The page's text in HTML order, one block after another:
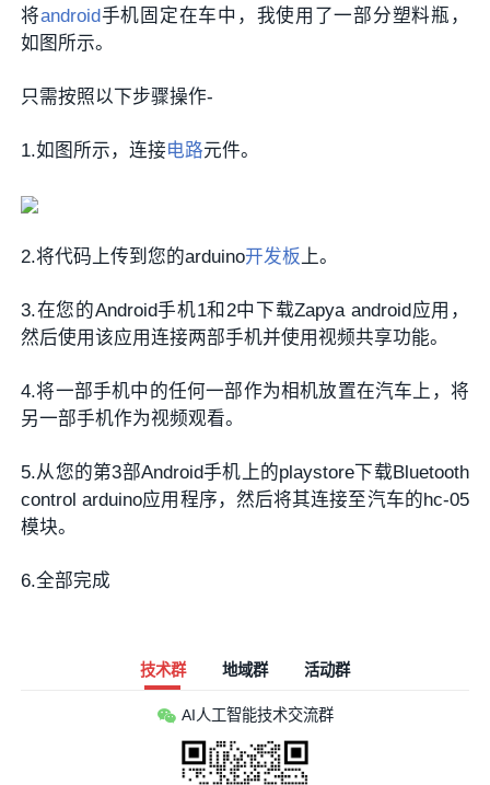
将android手机固定在车中，我使用了一部分塑料瓶，
如图所示。
只需按照以下步骤操作-
1.如图所示，连接电路元件。
2.将代码上传到您的arduino开发板上。
3.在您的Android手机1和2中下载Zapya android应用，
然后使用该应用连接两部手机并使用视频共享功能。
4.将一部手机中的任何一部作为相机放置在汽车上，将
另一部手机作为视频观看。
5.从您的第3部Android手机上的playstore下载Bluetooth
control arduino应用程序，然后将其连接至汽车的hc-05
模块。
6.全部完成
技术群 地域群 活动群
AI人工智能技术交流群